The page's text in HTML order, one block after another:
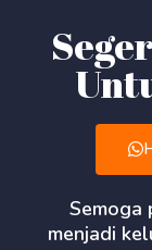
Semoga
menjadi